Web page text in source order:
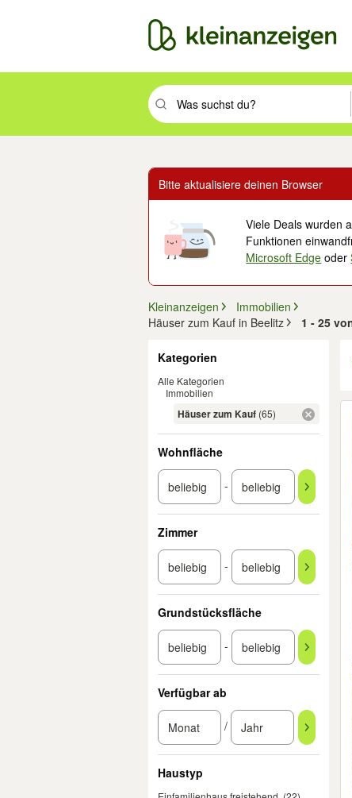
Suchbegriff eingeben. Eingabetaste
Bitte aktualisiere deinen Browser
Viele Deals wurden
Funktionen
Microsoft Edge oder
Kleinanzeigen
Immobilien
Häuser zum Kauf in Beelitz
1 - 25
Kategorien
Alle Kategorien
Immobilien
Häuser zum Kauf (65)
Wohnfläche
-
Zimmer
-
Grundstücksfläche
-
Verfügbar ab
/
Haustyp